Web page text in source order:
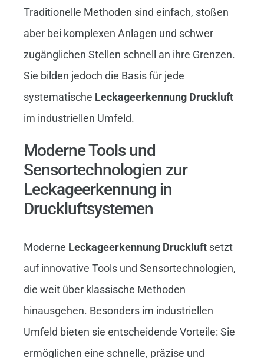
Traditionelle Methoden sind einfach, stoßen
aber bei komplexen Anlagen und schwer
zugänglichen Stellen schnell an ihre Grenzen.
Sie bilden jedoch die Basis für jede
systematische Leckageerkennung Druckluft
im industriellen Umfeld.
Moderne Tools und
Sensortechnologien zur
Leckageerkennung in
Druckluftsystemen
Moderne Leckageerkennung Druckluftsetzt
auf innovative Tools und Sensortechnologien,
die weit über klassische Methoden
hinausgehen. Besonders im industriellen
Umfeld bieten sie entscheidende Vorteile: Sie
ermöglichen eine schnelle, präzise und